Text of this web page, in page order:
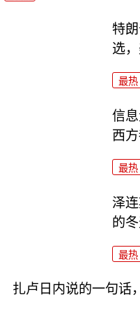
特
选
最热
信
西
最热
泽
的
最热
扎卢日内说的一句话